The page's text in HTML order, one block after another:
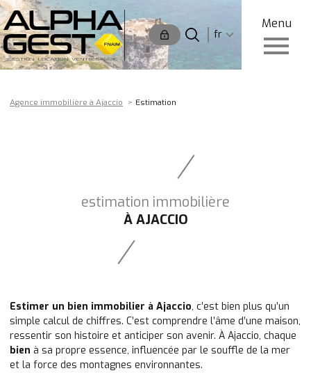
Menu
fr
Accueil
Langue
fr
Agence immobilière à Ajaccio Estimation
estimation immobilière
À AJACCIO
Estimer un bien immobilier à Ajaccio, c’est bien plus qu’un
simple calcul de chiffres. C’est comprendre l’âme d’une maison,
ressentir son histoire et anticiper son avenir. À Ajaccio, chaque
bien à sa propre essence, influencée par le souffle de la mer
et la force des montagnes environnantes.